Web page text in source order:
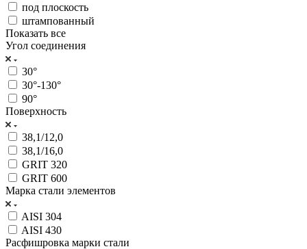
под плоскость
штампованный
Показать все
Угол соединения
30°
30°-130°
90°
Поверхность
38,1/12,0
38,1/16,0
GRIT 320
GRIT 600
Марка стали элементов
AISI 304
AISI 430
Расфишровка марки стали